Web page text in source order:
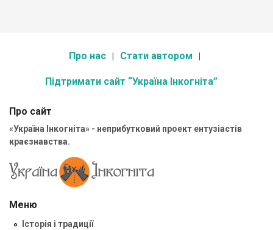
Про нас Стати автором
Підтримати сайт “Україна Інкогніта”
Про сайт
«Україна Інкогніта» - неприбутковий проект ентузіастів
краєзнавства.
Меню
Історія і традиції